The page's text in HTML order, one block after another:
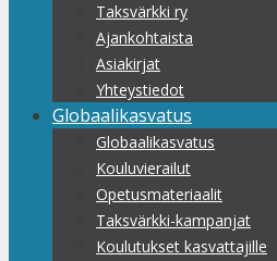
Taksvärkki ry
Ajankohtaista
Asiakirjat
Yhteystiedot
Globaalikasvatus
Globaalikasvatus
Kouluvierailut
Opetusmateriaalit
Taksvärkki-kampanjat
Koulutukset kasvattajille